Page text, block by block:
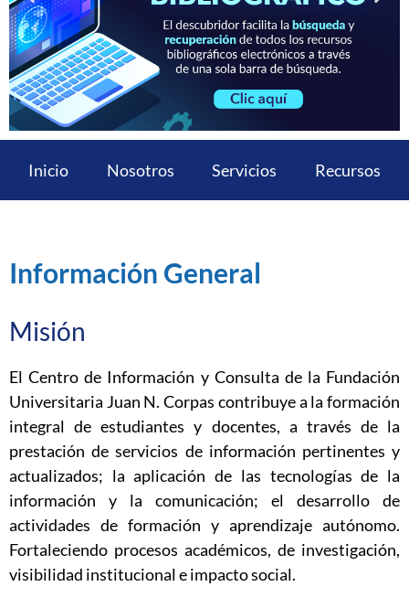
Inicio Nosotros Servicios Recursos
Información General
Misión
El Centro de Información y Consulta de la Fundación
Universitaria Juan N. Corpas contribuye a la formación
integral de estudiantes y docentes, a través de la
prestación de servicios de información pertinentes y
actualizados; la aplicación de las tecnologías de la
información y la comunicación; el desarrollo de
actividades de formación y aprendizaje autónomo.
Fortaleciendo procesos académicos, de investigación,
visibilidad institucional e impacto social.